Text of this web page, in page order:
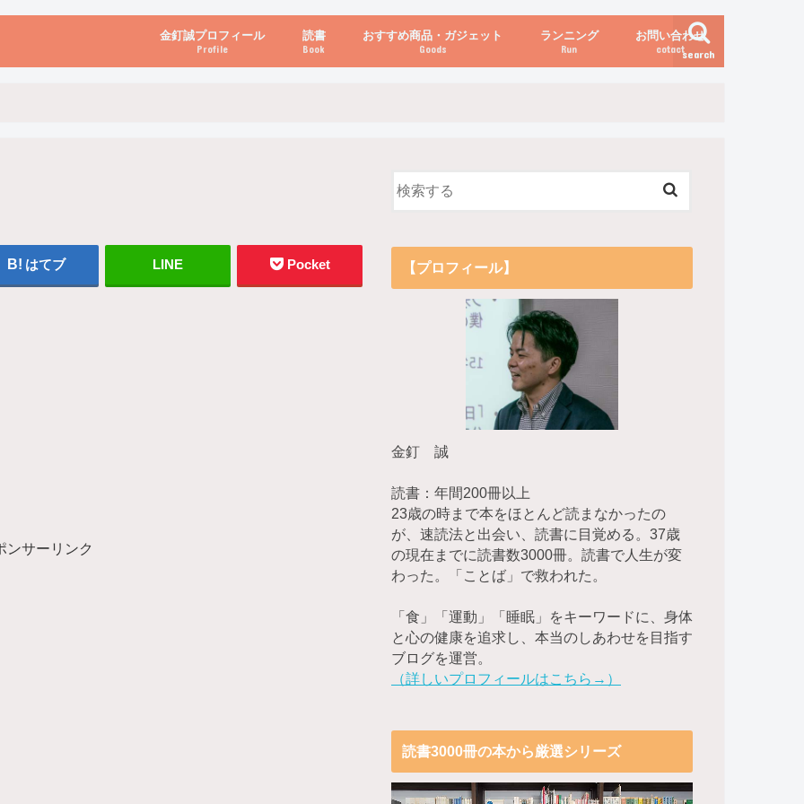
search
金釘誠プロフィール
Profile
読書
Book
おすすめ商品・ガジェット
Goods
ランニング
Run
お問い合わせ
cotact
はてブ LINE Pocket
ンサーリンク
【プロフィール】
金釘 誠
読書：年間200冊以上
23歳の時まで本をほとんど読まなかったの
が、速読法と出会い、読書に目覚める。37歳
の現在までに読書数3000冊。読書で人生が変
わった。「ことば」で救われた。
「食」「運動」「睡眠」をキーワードに、身体
と心の健康を追求し、本当のしあわせを目指す
ブログを運営。
（詳しいプロフィールはこちら→）
読書3000冊の本から厳選シリーズ